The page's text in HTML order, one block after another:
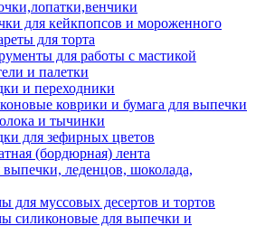
для кейкпопсов и мороженного
для торта
для работы с мастикой
и палетки
и переходники
коврики и бумага для выпечки
и тычинки
для зефирных цветов
(бордюрная) лента
леденцов, шоколада,
для муссовых десертов и тортов
силиконовые для выпечки и